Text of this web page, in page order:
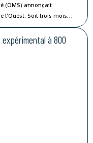
(OMS) annonçait
l'Ouest. Soit trois mois
Depuis, la France a
une nouvelle
de tout contrôle, comme
à 800